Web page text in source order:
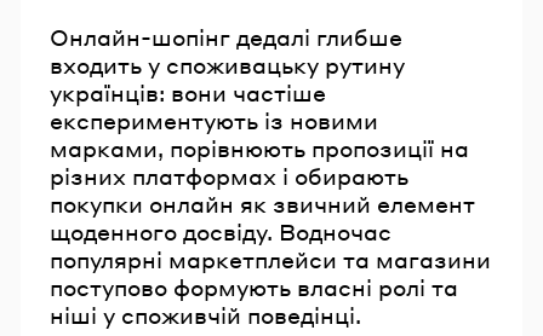
Онлайн-шопінг дедалі глибше
входить у споживацьку рутину
українців: вони частіше
експериментують із новими
марками, порівнюють пропозиції на
різних платформах і обирають
покупки онлайн як звичний елемент
щоденного досвіду. Водночас
популярні маркетплейси та магазини
поступово формують власні ролі та
ніші у споживчій поведінці.